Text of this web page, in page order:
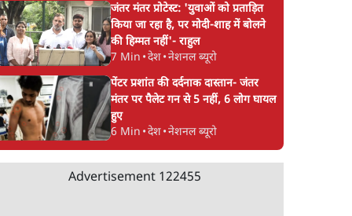
जंतर मंतर प्रोटेस्ट: 'युवाओं को प्रताड़ित
किया जा रहा है, पर मोदी-शाह में बोलने
की हिम्मत नहीं'- राहुल
7 Min •देश•नेशनल ब्यूरो
पेंटर प्रशांत की दर्दनाक दास्तान- जंतर
मंतर पर पैलेट गन से 5 नहीं, 6 लोग घायल
हुए
6 Min •देश•नेशनल ब्यूरो
Advertisement 122455